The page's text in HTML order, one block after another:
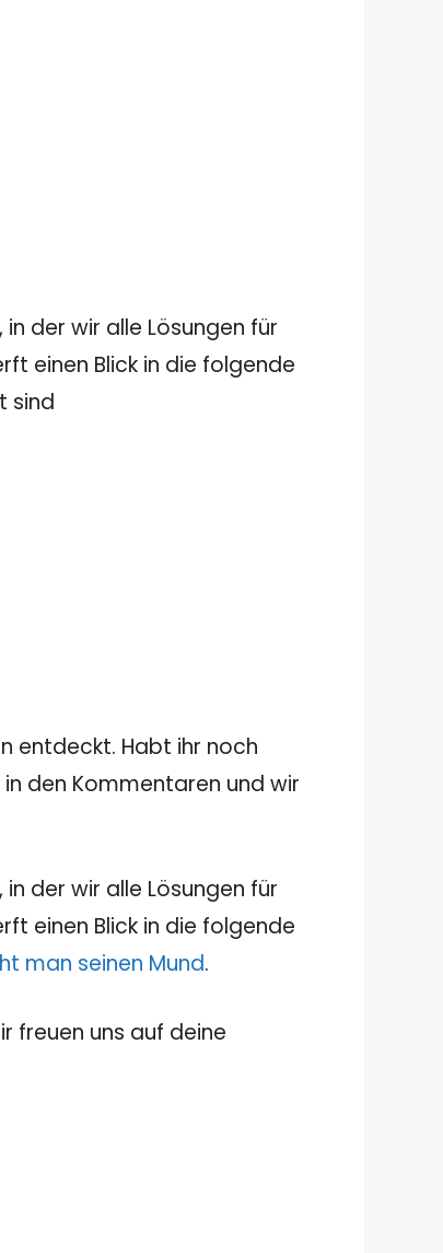
der wir alle Lösungen für
einen Blick in die folgende
sind
entdeckt. Habt ihr noch
den Kommentaren und wir
der wir alle Lösungen für
einen Blick in die folgende
man seinen Mund.
freuen uns auf deine